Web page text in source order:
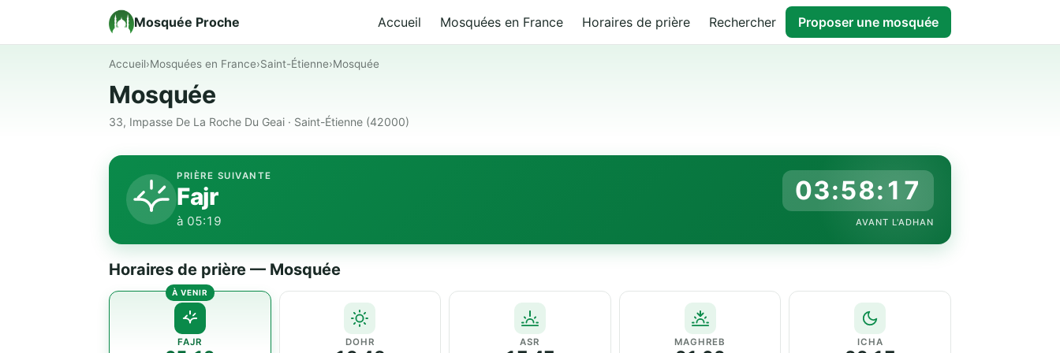
Mosquée Proche Accueil Mosquées en France Horaires de prière Rechercher Proposer une mosquée
Accueil›Mosquées en France›Saint-Étienne›Mosquée
Mosquée
33, Impasse De La Roche Du Geai · Saint-Étienne (42000)
PRIÈRE SUIVANTE
Fajr
à 05:19
03:58:16
AVANT L'ADHAN
Horaires de prière — Mosquée
FAJR DOHR ASR MAGHREB ICHA